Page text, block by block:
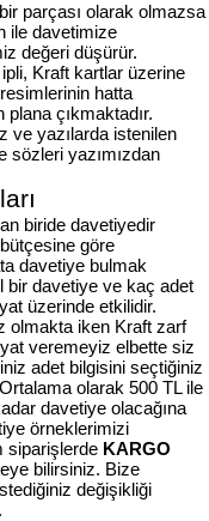
parçası olarak olmazsa
ile davetimize
değeri düşürür.
Kraft kartlar üzerine
hatta
çıkmaktadır.
ve yazılarda istenilen
sözleri yazımızdan
biride davetiyedir
göre
davetiye bulmak
bir davetiye ve kaç adet
üzerinde etkilidir.
olmakta iken Kraft zarf
veremeyiz elbette siz
adet bilgisini seçtiğiniz
olarak 500 TL ile
davetiye olacağına
örneklerimizi
siparişlerde KARGO
bilirsiniz. Bize
değişikliği